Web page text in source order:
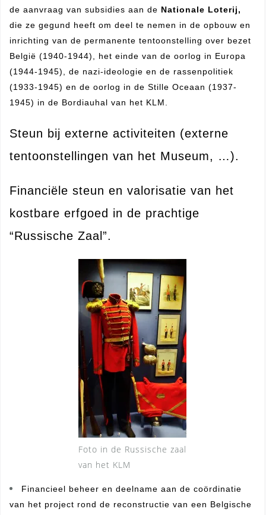
de aanvraag van subsidies aan de Nationale Loterij,
die ze gegund heeft om deel te nemen in de opbouw en
inrichting van de permanente tentoonstelling over bezet
België (1940-1944), het einde van de oorlog in Europa
(1944-1945), de nazi-ideologie en de rassenpolitiek
(1933-1945) en de oorlog in de Stille Oceaan (1937-
1945) in de Bordiauhal van het KLM.
Steun bij externe activiteiten (externe
tentoonstellingen van het Museum, …).
Financiële steun en valorisatie van het
kostbare erfgoed in de prachtige
“Russische Zaal”.
Foto in de Russische zaal
van het KLM
Financieel beheer en deelname aan de coördinatie
van het project rond de reconstructie van een Belgische